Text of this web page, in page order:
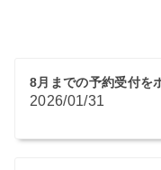
8月までの予約受付を
2026/01/31